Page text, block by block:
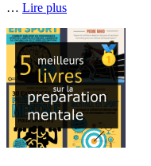
… Lire plus